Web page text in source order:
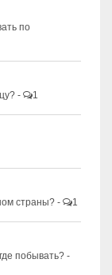
по
- 1
страны? - 1
побывать? -